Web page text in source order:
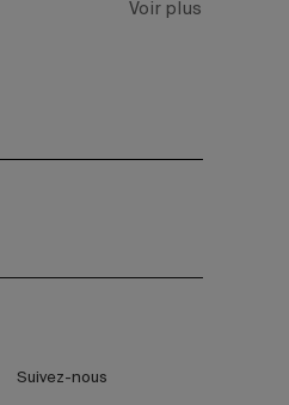
Voir plus
Suivez-nous